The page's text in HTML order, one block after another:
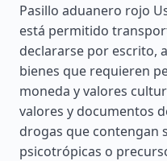
Pasillo aduanero rojo
está permitido
declararse por escrito,
bienes que requieren
moneda y valores
valores y documentos
drogas que contengan
psicotrópicas o